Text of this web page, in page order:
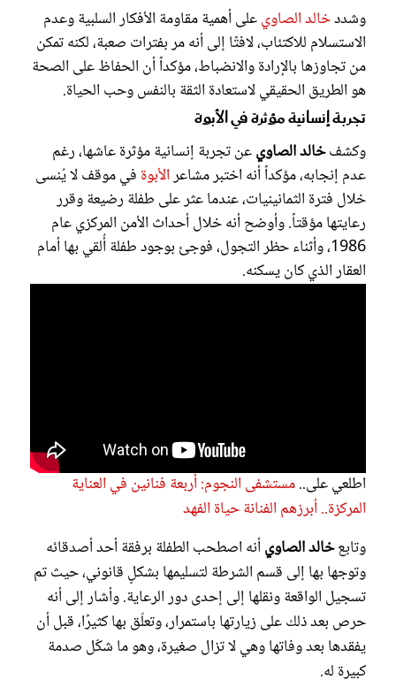
وشددخالد الصاويعلى أهمية مقاومة الأفكار السلبية وعدم
الاستسلام للاكتئاب، لافتًا إلى أنه مر بفترات صعبة، لكنه تمكن
من تجاوزها بالإرادة والانضباط، مؤكداً أن الحفاظ على الصحة
هو الطريق الحقيقي لاستعادة الثقة بالنفس وحب الحياة.
تجربة إنسانية مؤثرة في الأبوة
وكشفخالد الصاويعن تجربة إنسانية مؤثرة عاشها، رغم
عدم إنجابه، مؤكداً أنه اختبر مشاعرالأبوة في موقف لا يُنسى
خلال فترة الثمانينيات، عندما عثر على طفلة رضيعة وقرر
رعايتها مؤقتاً. وأوضح أنه خلال أحداث الأمن المركزي عام
1986، وأثناء حظر التجول، فوجئ بوجود طفلة أُلقي بها أمام
العقار الذي كان يسكنه.
اطلعي على..مستشفى النجوم: أربعة فنانين في العناية
المركزة.. أبرزهم الفنانة حياة الفهد
وتابعخالد الصاويأنه اصطحب الطفلة برفقة أحد أصدقائه
وتوجها بها إلى قسم الشرطة لتسليمها بشكلٍ قانوني، حيث تم
تسجيل الواقعة ونقلها إلى إحدى دور الرعاية. وأشار إلى أنه
حرص بعد ذلك على زيارتها باستمرار، وتعلّق بها كثيرًا، قبل أن
يفقدها بعد وفاتها وهي لا تزال صغيرة، وهو ما شكّل صدمة
كبيرة له.